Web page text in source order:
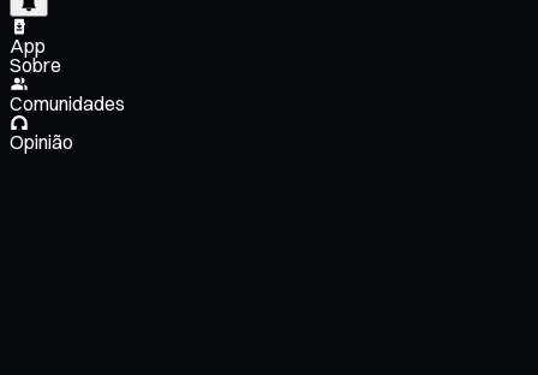
App
Sobre
Comunidades
Opinião